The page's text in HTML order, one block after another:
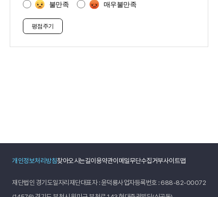
불만족
매우불만족
개인정보처리방침찾아오시는길이용약관이메일무단수집거부사이트맵
재단법인 경기도일자리재단대표자 : 윤덕룡사업자등록번호 : 688-82-00072